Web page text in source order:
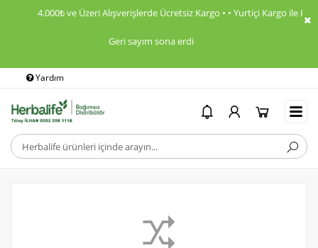
4.000₺ ve Üzeri Alışverişlerde Ücretsiz Kargo • • Yurtiçi Kargo ile
Geri sayım sona erdi
Yardım